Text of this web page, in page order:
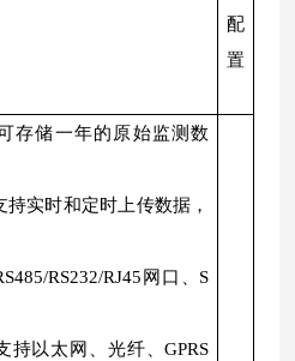
配
置
存储一年的原始监测数
持实时和定时上传数据，
RS232/RJ45网口、S
持以太网、光纤、GPRS